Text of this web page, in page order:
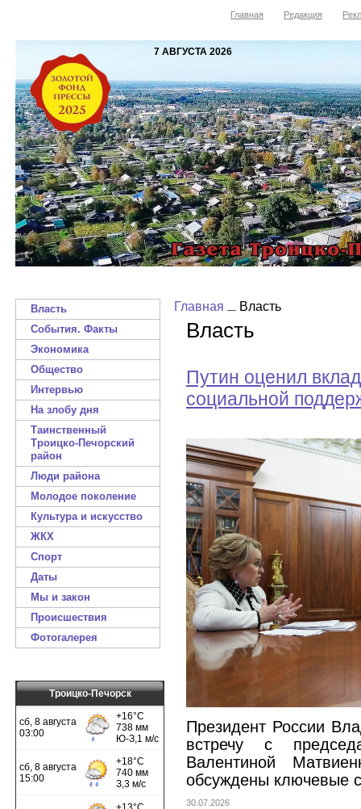
Главная Редакция
7 АВГУСТА 2026
Власть
События. Факты
Экономика
Общество
Интервью
На злобу дня
Таинственный
Троицко-Печорский
район
Люди района
Молодое поколение
Культура и искусство
ЖКХ
Спорт
Даты
Мы и закон
Происшествия
Фотогалерея
Троицко-Печорск
Главная Власть
Власть
Путин оценил
социальной
Президент России
встречу с
Валентиной
обсуждены ключевые
30.07.2026